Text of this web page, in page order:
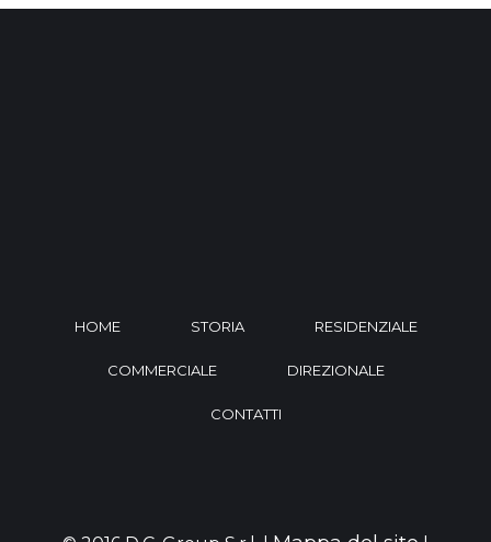
HOME STORIA RESIDENZIALE
COMMERCIALE DIREZIONALE
CONTATTI